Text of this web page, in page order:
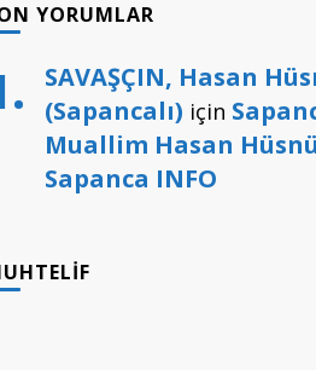
YORUMLAR
SAVAŞÇIN, Hasan
(Sapancalı) için
Muallim Hasan
Sapanca INFO